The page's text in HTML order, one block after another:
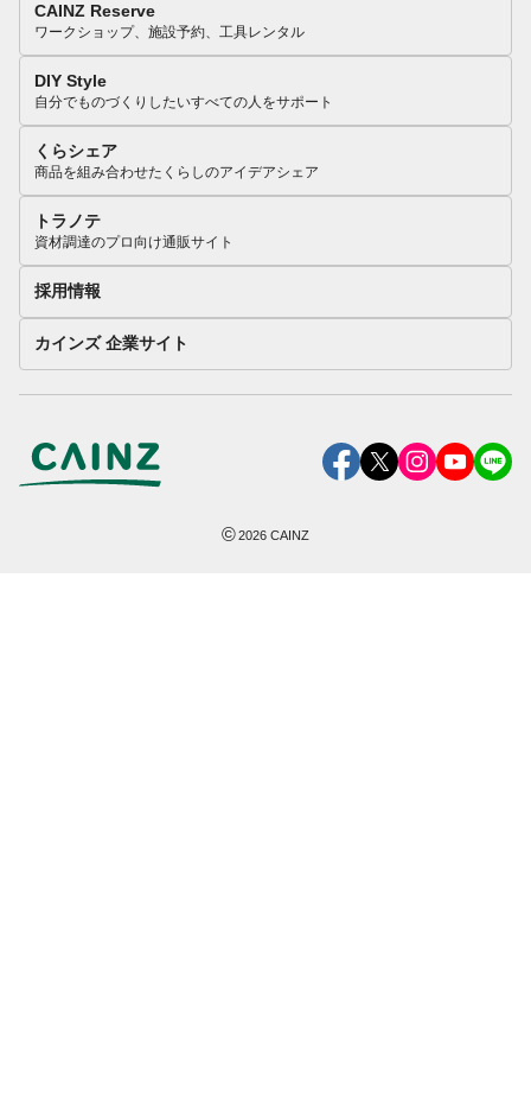
CAINZ Reserve
ワークショップ、施設予約、工具レンタル
DIY Style
自分でものづくりしたいすべての人をサポート
くらシェア
商品を組み合わせたくらしのアイデアシェア
トラノテ
資材調達のプロ向け通販サイト
採用情報
カインズ 企業サイト
©2026 CAINZ